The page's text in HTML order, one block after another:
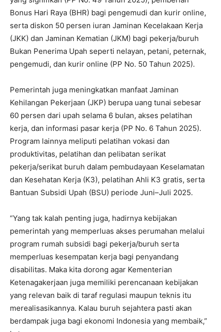
Bonus Hari Raya (BHR) bagi pengemudi dan kurir online,
serta diskon 50 persen iuran Jaminan Kecelakaan Kerja
(JKK) dan Jaminan Kematian (JKM) bagi pekerja/buruh
Bukan Penerima Upah seperti nelayan, petani, peternak,
pengemudi, dan kurir online (PP No. 50 Tahun 2025).
Pemerintah juga meningkatkan manfaat Jaminan
Kehilangan Pekerjaan (JKP) berupa uang tunai sebesar
60 persen dari upah selama 6 bulan, akses pelatihan
kerja, dan informasi pasar kerja (PP No. 6 Tahun 2025).
Program lainnya meliputi pelatihan vokasi dan
produktivitas, pelatihan dan pelibatan serikat
pekerja/serikat buruh dalam pembudayaan Keselamatan
dan Kesehatan Kerja (K3), pelatihan Ahli K3 gratis, serta
Bantuan Subsidi Upah (BSU) periode Juni–Juli 2025.
“Yang tak kalah penting juga, hadirnya kebijakan
pemerintah yang memperluas akses perumahan melalui
program rumah subsidi bagi pekerja/buruh serta
memperluas kesempatan kerja bagi penyandang
disabilitas. Maka kita dorong agar Kementerian
Ketenagakerjaan juga memiliki perencanaan kebijakan
yang relevan baik di taraf regulasi maupun teknis itu
merealisasikannya. Kalau buruh sejahtera pasti akan
berdampak juga bagi ekonomi Indonesia yang membaik,”